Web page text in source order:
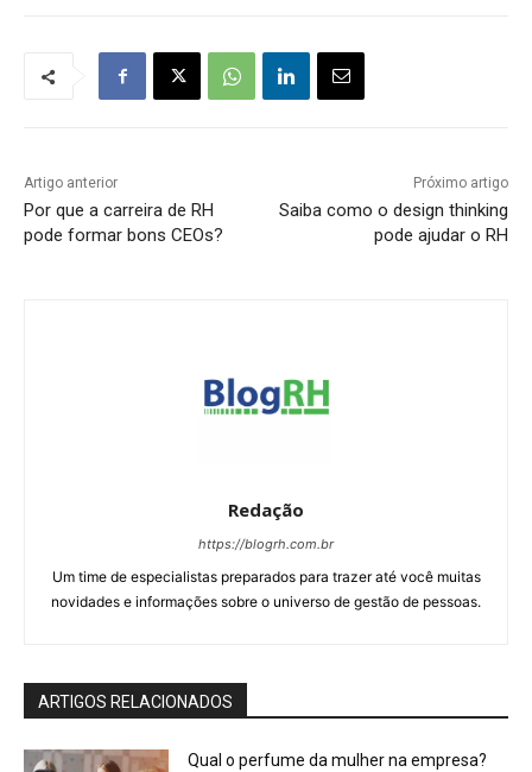
Artigo anterior
Por que a carreira de RH
pode formar bons CEOs?
Próximo artigo
Saiba como o design thinking
pode ajudar o RH
Redação
https://blogrh.com.br
Um time de especialistas preparados para trazer até você muitas
novidades e informações sobre o universo de gestão de pessoas.
ARTIGOS RELACIONADOS
Qual o perfume da mulher na empresa?